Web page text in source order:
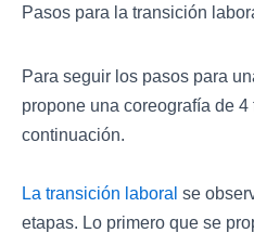
Pasos para la transición
Para seguir los pasos para
propone una coreografía de
continuación.
La transición laboral se
etapas. Lo primero que se